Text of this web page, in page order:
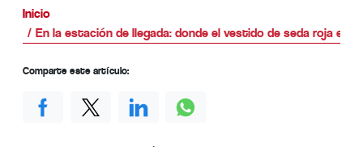
Inicio
En la estación de llegada: donde el vestido de seda roja
Comparte este artículo: